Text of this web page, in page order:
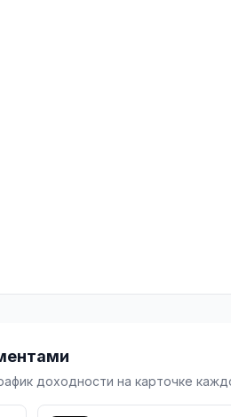
доходности на карточке